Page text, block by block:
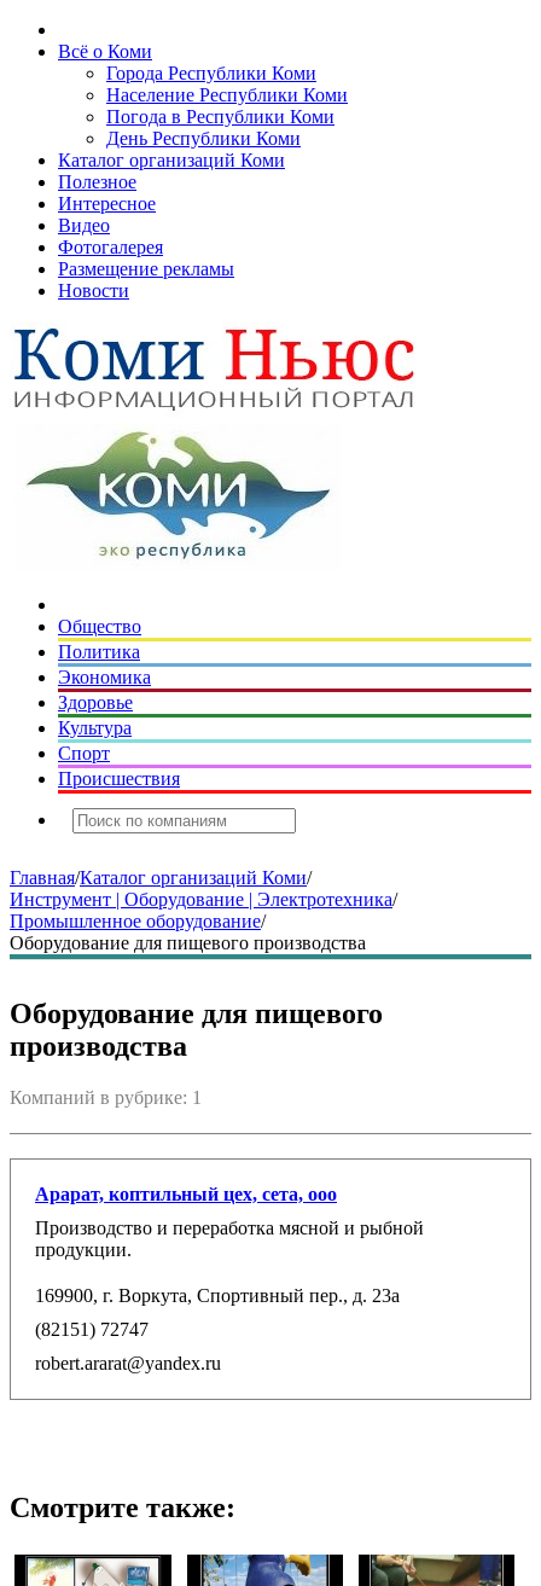
Всё о Коми
Города Республики Коми
Население Республики Коми
Погода в Республики Коми
День Республики Коми
Каталог организаций Коми
Полезное
Интересное
Видео
Фотогалерея
Размещение рекламы
Новости
Общество
Политика
Экономика
Здоровье
Культура
Спорт
Происшествия
Главная/Каталог организаций Коми/
Инструмент | Оборудование | Электротехника/
Промышленное оборудование/
Оборудование для пищевого производства
Оборудование для пищевого
производства
Компаний в рубрике: 1
Арарат, коптильный цех, сета, ооо
Производство и переработка мясной и рыбной
продукции.
169900, г. Воркута, Спортивный пер., д. 23а
(82151) 72747
robert.ararat@yandex.ru
Смотрите также: